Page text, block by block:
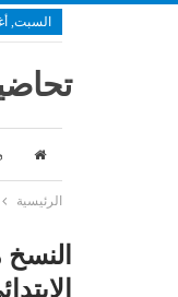
السبت,
الرئيسية